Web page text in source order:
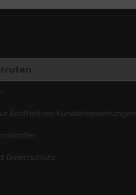
Echtheit der Kundenbewertungen
Datenschutz